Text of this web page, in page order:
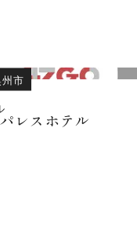
市
レスホテル